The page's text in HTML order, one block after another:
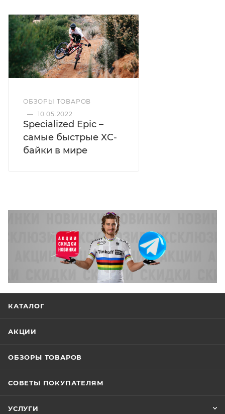
ОБЗОРЫ ТОВАРОВ
— 10.05.2022
Specialized Epic –
самые быстрые XC-
байки в мире
КАТАЛОГ
АКЦИИ
ОБЗОРЫ ТОВАРОВ
СОВЕТЫ ПОКУПАТЕЛЯМ
УСЛУГИ